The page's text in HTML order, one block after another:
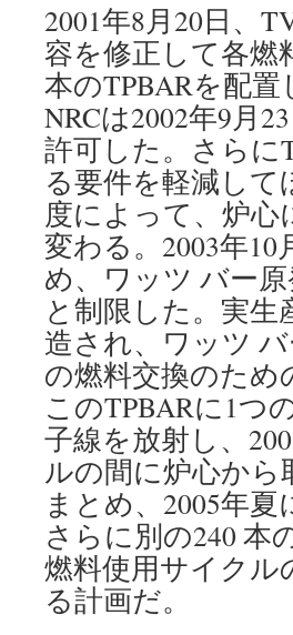
2001年8月20日、
容を修正して各燃
本のTPBARを配
NRCは2002年9月
許可した。さらに
る要件を軽減し
度によって、炉心
変わる。2003年
め、ワッツ バー
と制限した。実
造され、ワッツ
の燃料交換のため
このTPBARに1つ
子線を放射し、
ルの間に炉心から
まとめ、2005年
さらに別の240 本
燃料使用サイクル
る計画だ。